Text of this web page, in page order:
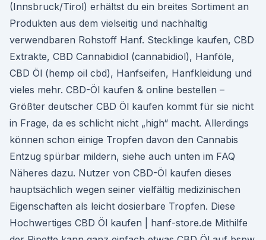
(Innsbruck/Tirol) erhältst du ein breites Sortiment an
Produkten aus dem vielseitig und nachhaltig
verwendbaren Rohstoff Hanf. Stecklinge kaufen, CBD
Extrakte, CBD Cannabidiol (cannabidiol), Hanföle,
CBD Öl (hemp oil cbd), Hanfseifen, Hanfkleidung und
vieles mehr. CBD-Öl kaufen & online bestellen –
Größter deutscher CBD Öl kaufen kommt für sie nicht
in Frage, da es schlicht nicht „high“ macht. Allerdings
können schon einige Tropfen davon den Cannabis
Entzug spürbar mildern, siehe auch unten im FAQ
Näheres dazu. Nutzer von CBD-Öl kaufen dieses
hauptsächlich wegen seiner vielfältig medizinischen
Eigenschaften als leicht dosierbare Tropfen. Diese
Hochwertiges CBD Öl kaufen | hanf-store.de Mithilfe